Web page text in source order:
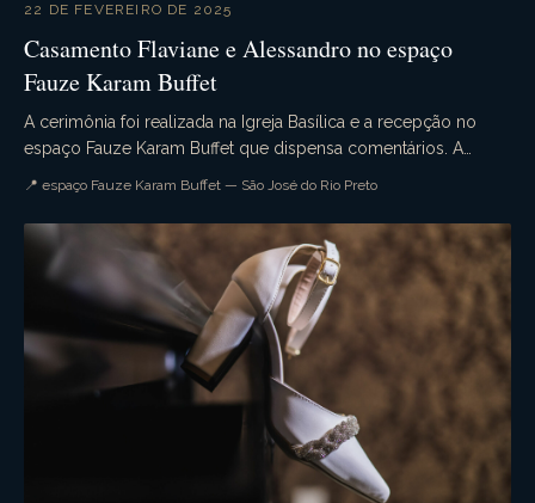
22 DE FEVEREIRO DE 2025
Casamento Flaviane e Alessandro no espaço
Fauze Karam Buffet
A cerimônia foi realizada na Igreja Basílica e a recepção no
espaço Fauze Karam Buffet que dispensa comentários. A
📍 espaço Fauze Karam Buffet — São José do Rio Preto